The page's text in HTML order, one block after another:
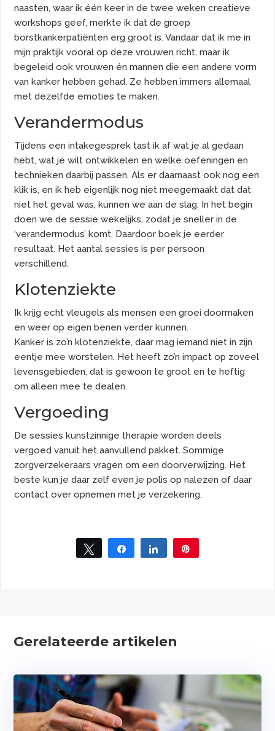
naasten, waar ik één keer in de twee weken creatieve
workshops geef, merkte ik dat de groep
borstkankerpatiënten erg groot is. Vandaar dat ik me in
mijn praktijk vooral op deze vrouwen richt, maar ik
begeleid ook vrouwen én mannen die een andere vorm
van kanker hebben gehad. Ze hebben immers allemaal
met dezelfde emoties te maken.
Verandermodus
Tijdens een intakegesprek tast ik af wat je al gedaan
hebt, wat je wilt ontwikkelen en welke oefeningen en
technieken daarbij passen. Als er daarnaast ook nog een
klik is, en ik heb eigenlijk nog niet meegemaakt dat dat
niet het geval was, kunnen we aan de slag. In het begin
doen we de sessie wekelijks, zodat je sneller in de
‘verandermodus’ komt. Daardoor boek je eerder
resultaat. Het aantal sessies is per persoon
verschillend.
Klotenziekte
Ik krijg echt vleugels als mensen een groei doormaken
en weer op eigen benen verder kunnen.
Kanker is zo’n klotenziekte, daar mag iemand niet in zijn
eentje mee worstelen. Het heeft zo’n impact op zoveel
levensgebieden, dat is gewoon te groot en te heftig
om alleen mee te dealen.
Vergoeding
De sessies kunstzinnige therapie worden deels
vergoed vanuit het aanvullend pakket. Sommige
zorgverzekeraars vragen om een doorverwijzing. Het
beste kun je daar zelf even je polis op nalezen of daar
contact over opnemen met je verzekering.
Tweet Share Share
Gerelateerde artikelen